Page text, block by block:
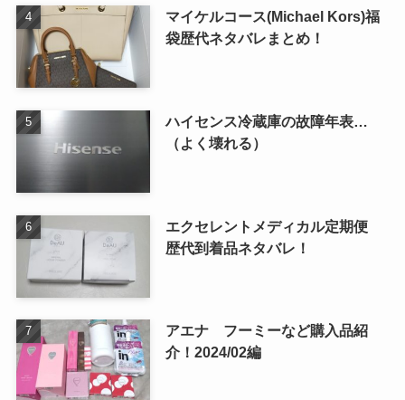
マイケルコース(Michael Kors)福
袋歴代ネタバレまとめ！
ハイセンス冷蔵庫の故障年表…
（よく壊れる）
エクセレントメディカル定期便
歴代到着品ネタバレ！
アエナ フーミーなど購入品紹
介！2024/02編